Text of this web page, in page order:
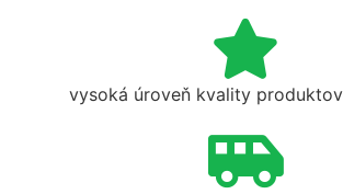
vysoká úroveň kvality